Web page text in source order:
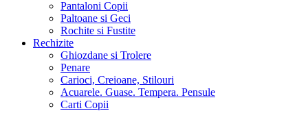
Pantaloni Copii
Paltoane si Geci
Rochite si Fustite
Rechizite
Ghiozdane si Trolere
Penare
Carioci, Creioane, Stilouri
Acuarele. Guase. Tempera. Pensule
Carti Copii